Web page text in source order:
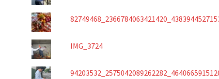
IMG_3724